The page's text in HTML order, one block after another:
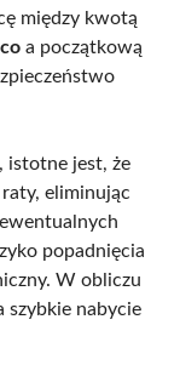
między kwotą
a początkową
istotne jest, że
eliminując
popadnięcia
W obliczu
szybkie nabycie